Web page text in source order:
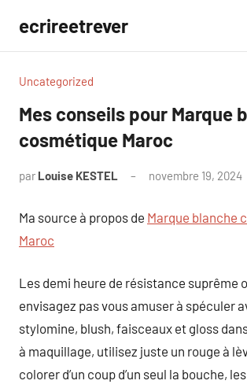
contenu
ecrireetrever
Uncategorized
Mes conseils pour Marque
cosmétique Maroc
par Louise KESTEL novembre 19, 2024
Ma source à propos de Marque blanche
Maroc
Les demi heure de résistance suprême
envisagez pas vous amuser à spéculer
stylomine, blush, faisceaux et gloss
à maquillage, utilisez juste un rouge à
colorer d’un coup d’un seul la bouche,